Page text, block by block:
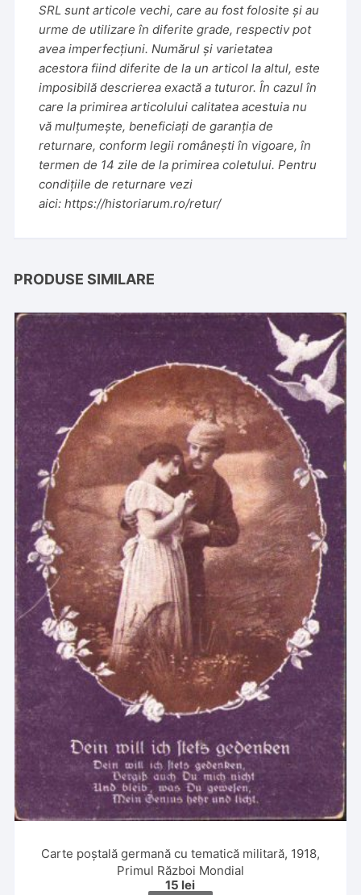
SRL sunt articole vechi, care au fost folosite și au
urme de utilizare în diferite grade, respectiv pot
avea imperfecțiuni. Numărul și varietatea
acestora fiind diferite de la un articol la altul, este
imposibilă descrierea exactă a tuturor. În cazul în
care la primirea articolului calitatea acestuia nu
vă mulțumește, beneficiați de garanția de
returnare, conform legii românești în vigoare, în
termen de 14 zile de la primirea coletului. Pentru
condițiile de returnare vezi
aici:https://historiarum.ro/retur/
PRODUSE SIMILARE
Carte poștală germană cu tematică militară, 1918,
Primul Război Mondial
15 lei